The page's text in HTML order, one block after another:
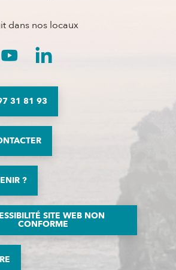
dans nos locaux
31 81 93
?
SITE WEB NON
CONFORME